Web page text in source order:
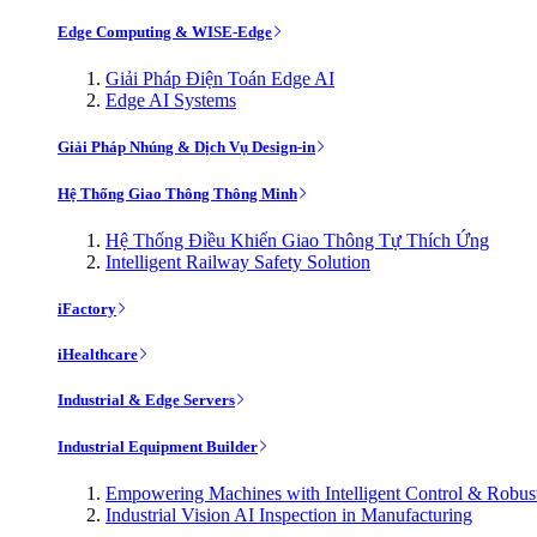
Edge Computing & WISE-Edge
Giải Pháp Điện Toán Edge AI
Edge AI Systems
Giải Pháp Nhúng & Dịch Vụ Design-in
Hệ Thống Giao Thông Thông Minh
Hệ Thống Điều Khiển Giao Thông Tự Thích Ứng
Intelligent Railway Safety Solution
iFactory
iHealthcare
Industrial & Edge Servers
Industrial Equipment Builder
Empowering Machines with Intelligent Control &
Industrial Vision AI Inspection in Manufacturing